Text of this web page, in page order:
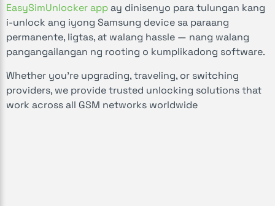
EasySimUnlocker appay dinisenyo para tulungan kang
i-unlock ang iyong Samsung device sa paraang
permanente, ligtas, at walang hassle — nang walang
pangangailangan ng rooting o kumplikadong software.
Whether you're upgrading, traveling, or switching
providers, we provide trusted unlocking solutions that
work across all GSM networks worldwide